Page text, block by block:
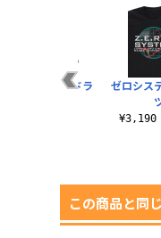
マフティー 薄手ドラ
ゼロシス
¥3,190
この商品と同